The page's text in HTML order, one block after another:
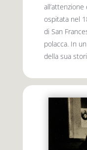
ospitata nel
di San
polacca. In
della sua